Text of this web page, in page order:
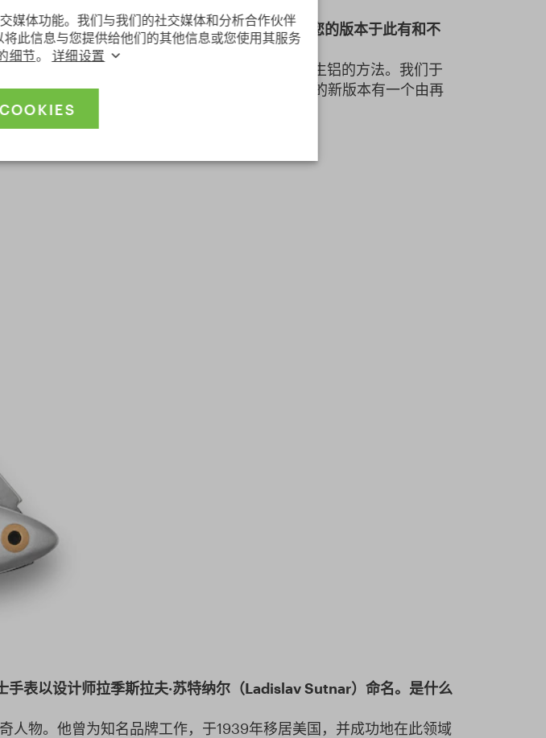
常有趣。许多代捷克人都知道他们的鱼形小刀。您的版本于此有和不
联系。希望我们找到如何使用咖啡胶囊中的再生铝的方法。我们于
罗公司生产，几乎在整个捷克众所周知。我们的新版本有一个由再
给了慈善机构。
手表以设计师拉季斯拉夫·苏特纳尔（Ladislav Sutnar）命名。是什么
物。他曾为知名品牌工作，于1939年移居美国，并成功地在此领域
媒体功能。我们与我们的社交媒体和分析合作伙伴
此信息与您提供给他们的其他信息或您使用其服务
细节。 详细设置